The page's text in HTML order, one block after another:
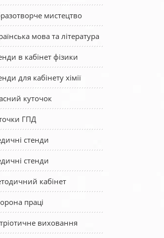
мистецтво
мова та література
в кабінет фізики
для кабінету хімії
куточок
ГПД
стенди
стенди
кабінет
праці
виховання